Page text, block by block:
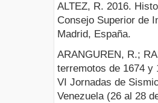
ALTEZ, R. 2016.
Consejo Superior de
Madrid, España.
ARANGUREN, R.;
terremotos de 1674 y
VI Jornadas de
Venezuela (26 al 28